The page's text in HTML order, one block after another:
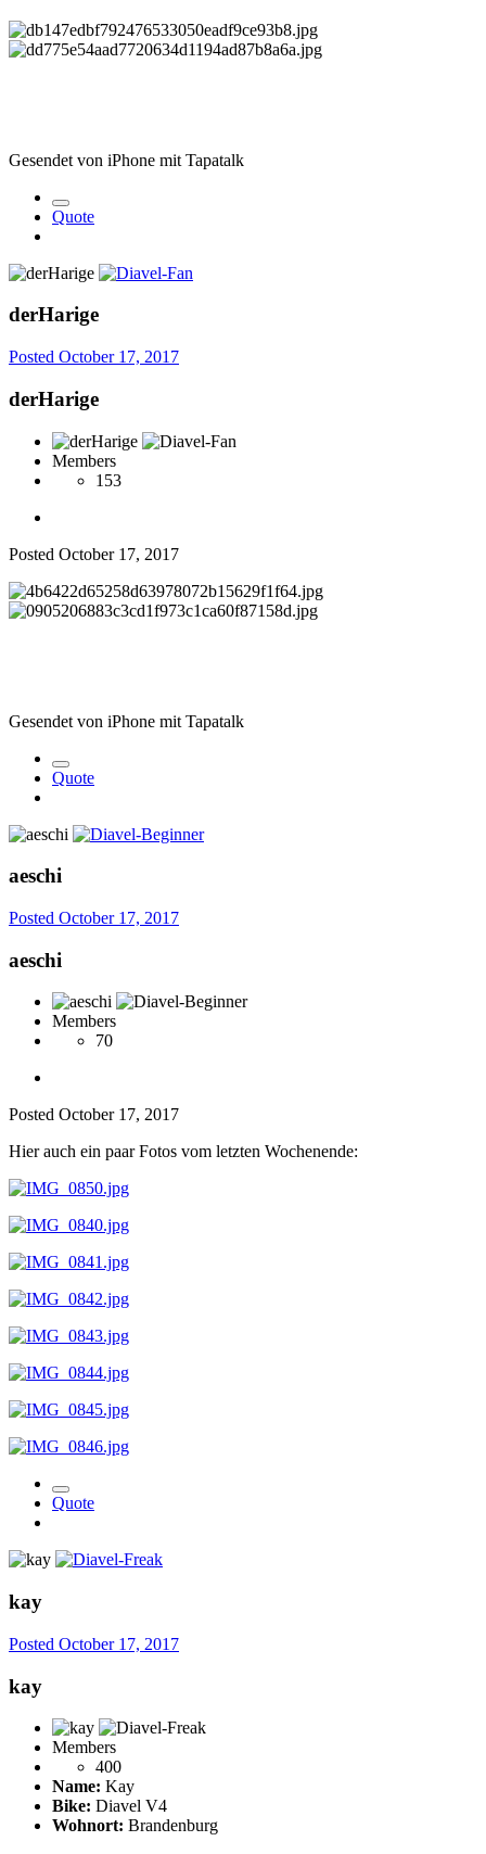
Gesendet von iPhone mit Tapatalk
Quote
derHarige
Posted October 17, 2017
derHarige
Members
153
Posted October 17, 2017
Gesendet von iPhone mit Tapatalk
Quote
aeschi
Posted October 17, 2017
aeschi
Members
70
Posted October 17, 2017
Hier auch ein paar Fotos vom letzten Wochenende:
Quote
kay
Posted October 17, 2017
kay
Members
400
Name: Kay
Bike: Diavel V4
Wohnort: Brandenburg